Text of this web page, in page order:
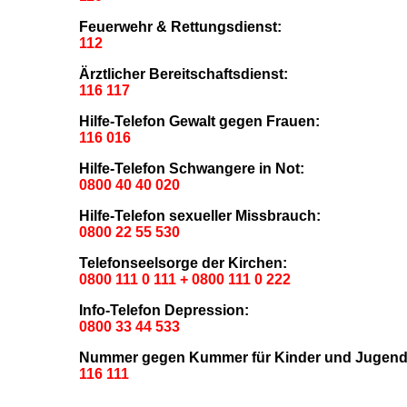
Feuerwehr & Rettungsdienst:
112
Ärztlicher Bereitschaftsdienst:
116 117
Hilfe-Telefon Gewalt gegen Frauen:
116 016
Hilfe-Telefon Schwangere in Not:
0800 40 40 020
Hilfe-Telefon sexueller Missbrauch:
0800 22 55 530
Telefonseelsorge der Kirchen:
0800 111 0 111 + 0800 111 0 222
Info-Telefon Depression:
0800 33 44 533
Nummer gegen Kummer für Kinder und
116 111